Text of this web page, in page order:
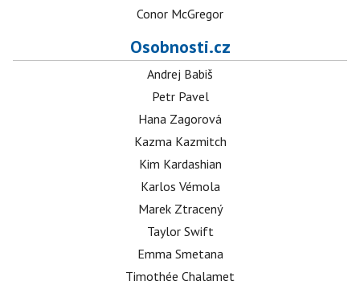
Conor McGregor
Osobnosti.cz
Andrej Babiš
Petr Pavel
Hana Zagorová
Kazma Kazmitch
Kim Kardashian
Karlos Vémola
Marek Ztracený
Taylor Swift
Emma Smetana
Timothée Chalamet